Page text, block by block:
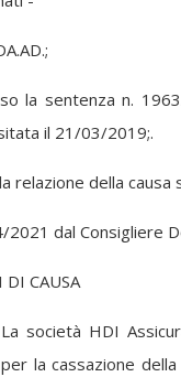
la sentenza n.
il 21/03/2019;.
relazione della causa
2021 dal Consigliere
DI CAUSA
La società HDI
per la cassazione